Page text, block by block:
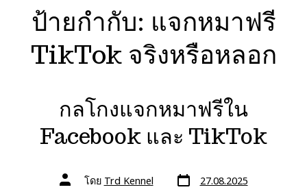
ป้ายกำกับ: แจกหมาฟรี
TikTok จริงหรือหลอก
กลโกงแจกหมาฟรีใน
Facebook และ TikTok
ผู้
เขียน โดย Trd Kennel วัน
ที่
27.08.2025